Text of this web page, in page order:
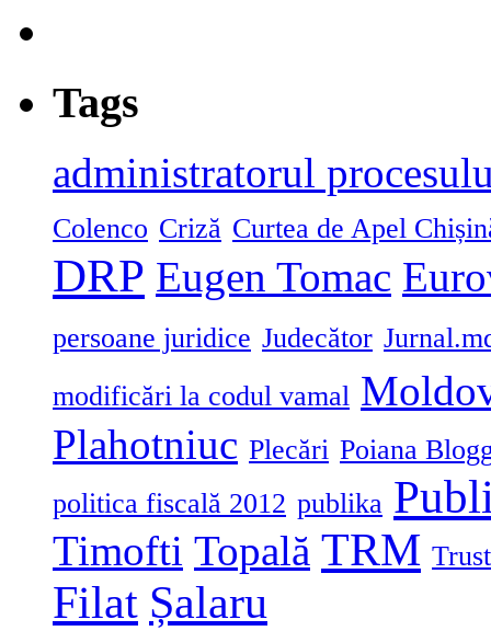
Tags
administratorul
Colenco Criză Curtea de Apel
DRP Eugen Tomac
persoane juridice Judecător
modificări la codul vamal
Plahotniuc Plecări Poiana
politica fiscală 2012 publika
Timofti Topală TRM Trust
Filat Șalaru